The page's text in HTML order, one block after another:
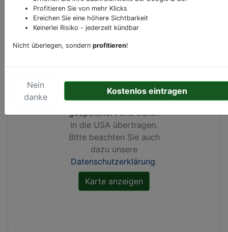
KartenansichtBrünner Straße 44 Wien
Durch Aktivierung dieser
Google Maps Cookies
gesetzt, IhreIP-Adresse
gespeichertund Daten
in die USA übertragen.
Bitte beachten Sie auch
dazu unsere
Datenschutzerklärung.
Profitieren Sie von mehr Klicks
Ereichen Sie eine höhere Sichtbarkeit
Keinerlei Risiko - jederzeit kündbar
Nicht überlegen, sondern profitieren!
Nein
danke
Kostenlos eintragen